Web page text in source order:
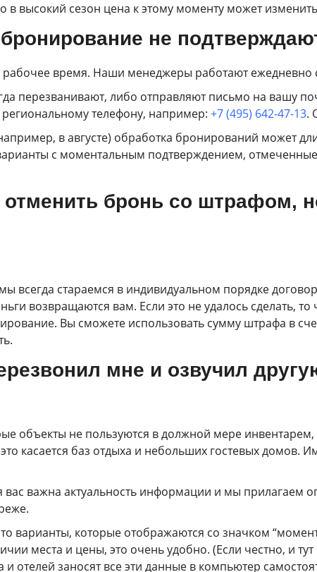
в высокий сезон цена к этому моменту может
не
рабочее время. Наши менеджеры работают ежедневно
перезванивают, либо отправляют письмо на вашу
телефону, например: +7 (495) 642-47-13.
в августе) обработка бронирований может
с моментальным подтверждением,
бронь со штрафом,
всегда стараемся в индивидуальном порядке
возвращаются вам. Если это не удалось сделать,
Вы сможете использовать сумму штрафа в
мне и озвучил
объекты не пользуются в должной мере
касается баз отдыха и небольших гостевых домов.
важна актуальность информации и мы прилагаем
варианты, которые отображаются со значком
места и цены, это очень удобно. (Если честно, и
и отелей заносят все эти данные в компьютер